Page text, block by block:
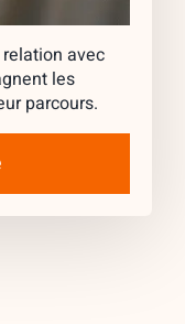
relation avec
les
parcours.